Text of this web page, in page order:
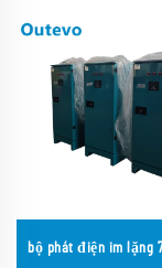
bộ phát điện im lặng